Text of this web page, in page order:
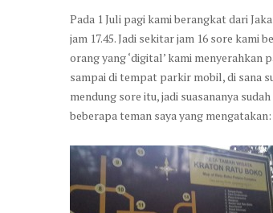
Pada 1 Juli pagi kami berangkat dari
jam 17.45. Jadi sekitar jam 16 sore kami
orang yang ‘digital’ kami menyerahkan
sampai di tempat parkir mobil, di sana
mendung sore itu, jadi suasananya
beberapa teman saya yang